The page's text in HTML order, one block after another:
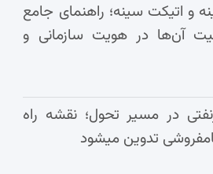
و اتیکت سینه؛ راهنمای جامع
آن‌ها در هویت سازمانی و
در مسیر تحول؛ نقشه راه
تدوین میشود